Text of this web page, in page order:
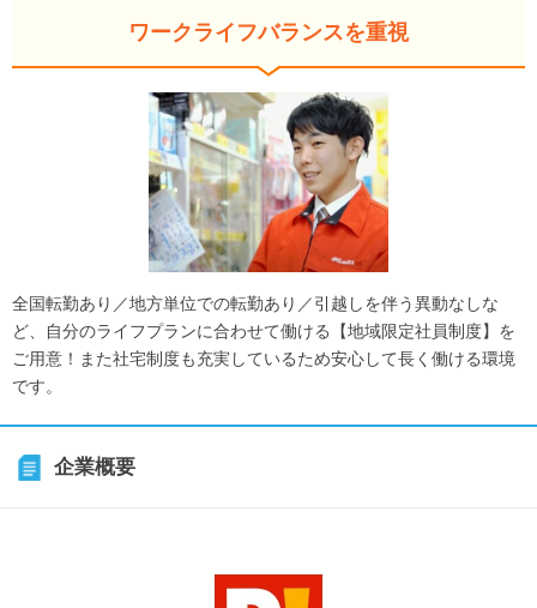
ワークライフバランスを重視
全国転勤あり／地方単位での転勤あり／引越しを伴う異動なしな
ど、自分のライフプランに合わせて働ける【地域限定社員制度】を
ご用意！また社宅制度も充実しているため安心して長く働ける環境
です。
企業概要